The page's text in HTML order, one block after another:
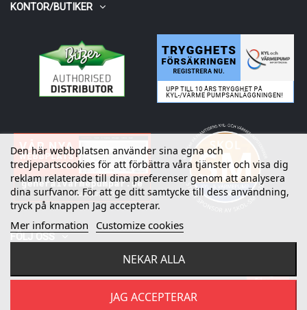
Fråga oss
KONTOR/BUTIKER
Den här webbplatsen använder sina egna och
tredjepartscookies för att förbättra våra tjänster och visa dig
reklam relaterade till dina preferenser genom att analysera
dina surfvanor. För att ge ditt samtycke till dess användning,
tryck på knappen Jag accepterar.
Mer information Customize cookies
NEKAR ALLA
JAG ACCEPTERAR
FÖLJ OSS
Refrico AB. All rights reserved.